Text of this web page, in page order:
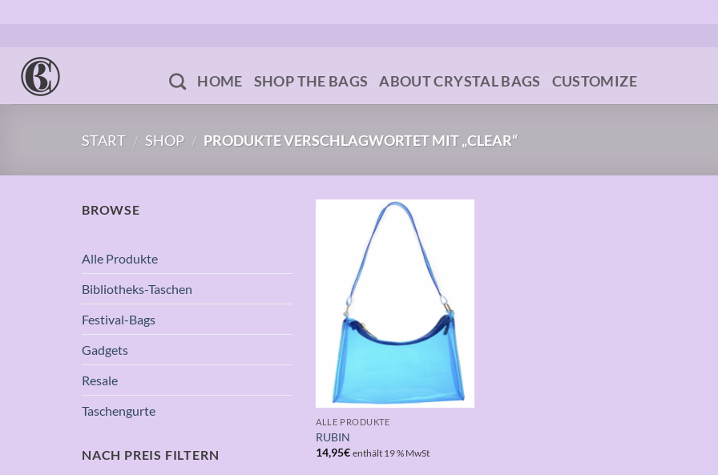
springen
HOME SHOP THE BAGS ABOUT CRYSTAL BAGS CUSTOMIZE
START / SHOP / PRODUKTE VERSCHLAGWORTET MIT „CLEAR“
BROWSE
Alle Produkte
Bibliotheks-Taschen
Festival-Bags
Gadgets
Resale
Taschengurte
NACH PREIS FILTERN
Auf die
Wunschliste
ALLE PRODUKTE
RUBIN
14,95€ enthält 19 % MwSt